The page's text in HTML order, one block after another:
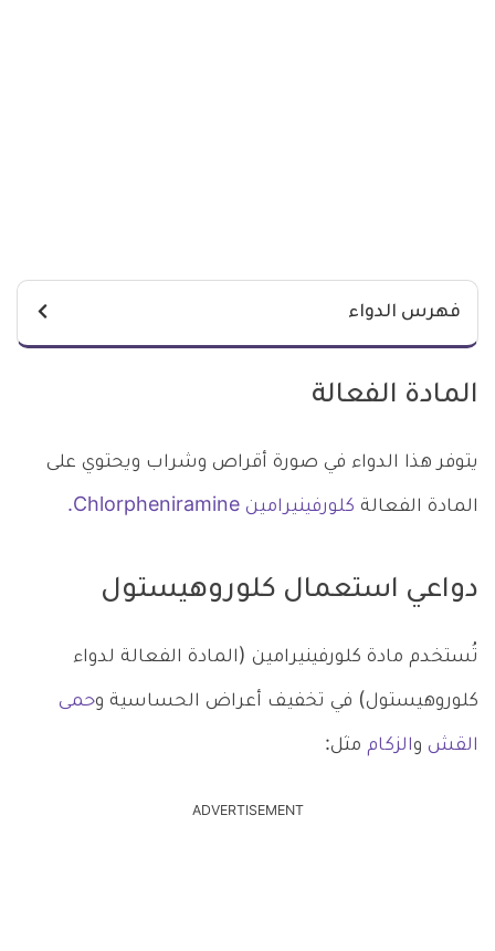
فهرس الدواء
المادة الفعالة
يتوفر هذا الدواء في صورة أقراص وشراب ويحتوي على
المادة الفعالة كلورفينيرامين Chlorpheniramine.
دواعي استعمال كلوروهيستول
تُستخدم مادة كلورفينيرامين (المادة الفعالة لدواء
كلوروهيستول) في تخفيف أعراض الحساسية وحمى
القش والزكام مثل:
ADVERTISEMENT